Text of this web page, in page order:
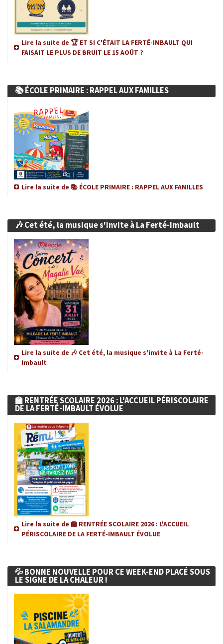
CHASSE ET PÊCHE
COMMUNAUTÉ DE COMMUNES
INFO ENEDIS
MES INFOS ÉLECTORALES
CONSEIL MUNICIPAL
PLAN CANICULE
ENVIRONNEMENT & SANTÉ
MÉDIATHÈQUE
PRÉFECTURE DE LOIR ET CHER
ÉTABLISSEMENT SCOLAIRE
ÉCONOMIE & FINANCES
Lire la suite de 🏆 ET SI C'ÉTAIT LA FERTÉ-IMBAULT QUI
FAISAIT LE PLUS DE BRUIT LE 15 AOÛT ?
📚 ÉCOLE PRIMAIRE : RAPPEL AUX FAMILLES
Lire la suite de 📚 ÉCOLE PRIMAIRE : RAPPEL AUX FAMILLES
🎶 Cet été, la musique s'invite à La Ferté-Imbault
Lire la suite de 🎶 Cet été, la musique s'invite à La Ferté-
Imbault
🏫 RENTRÉE SCOLAIRE 2026 : L'ACCUEIL PÉRISCOLAIRE
DE LA FERTÉ-IMBAULT ÉVOLUE
Lire la suite de 🏫 RENTRÉE SCOLAIRE 2026 : L'ACCUEIL
PÉRISCOLAIRE DE LA FERTÉ-IMBAULT ÉVOLUE
💦 BONNE NOUVELLE POUR CE WEEK-END PLACÉ SOUS
LE SIGNE DE LA CHALEUR !